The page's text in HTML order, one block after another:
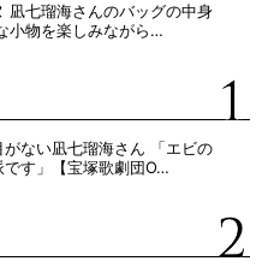
凪七瑠海さんのバッグの中身
小物を楽しみながら…
ない凪七瑠海さん 「エビの
です」【宝塚歌劇団O…